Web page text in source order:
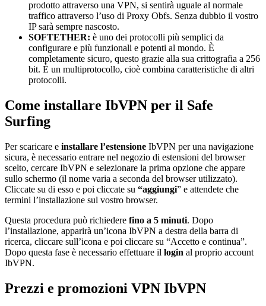
prodotto attraverso una VPN, si sentirà uguale al normale
traffico attraverso l’uso di Proxy Obfs. Senza dubbio il vostro
IP sarà sempre nascosto.
SOFTETHER: è uno dei protocolli più semplici da
configurare e più funzionali e potenti al mondo. È
completamente sicuro, questo grazie alla sua crittografia a 256
bit. È un multiprotocollo, cioè combina caratteristiche di altri
protocolli.
Come installare IbVPN per il Safe
Surfing
Per scaricare e installare l’estensione IbVPN per una navigazione
sicura, è necessario entrare nel negozio di estensioni del browser
scelto, cercare IbVPN e selezionare la prima opzione che appare
sullo schermo (il nome varia a seconda del browser utilizzato).
Cliccate su di esso e poi cliccate su “aggiungi” e attendete che
termini l’installazione sul vostro browser.
Questa procedura può richiedere fino a 5 minuti. Dopo
l’installazione, apparirà un’icona IbVPN a destra della barra di
ricerca, cliccare sull’icona e poi cliccare su “Accetto e continua”.
Dopo questa fase è necessario effettuare il login al proprio account
IbVPN.
Prezzi e promozioni VPN IbVPN